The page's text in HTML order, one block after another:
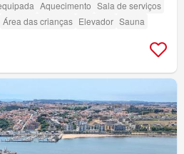
Aquecimento Sala de serviços
Área das crianças Elevador Sauna